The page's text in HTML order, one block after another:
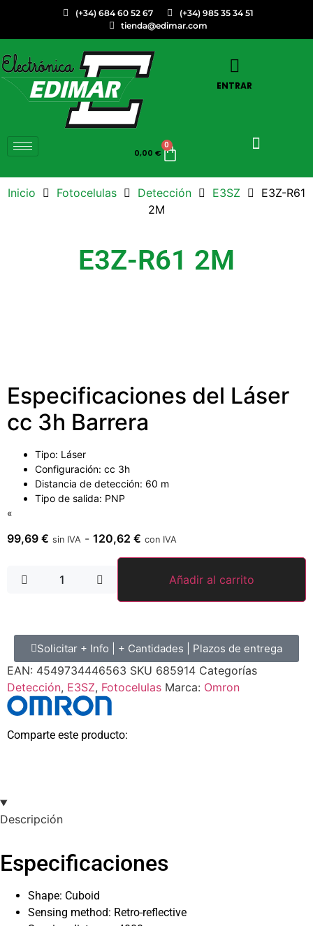
(+34) 684 60 52 67
(+34) 985 35 34 51
tienda@edimar.com
ENTRAR
0,00 €
0
Inicio Fotocelulas Detección E3SZ
E3Z-R61
2M
E3Z-R61 2M
Especificaciones del Láser
cc 3h Barrera
Tipo: Láser
Configuración: cc 3h
Distancia de detección: 60 m
Tipo de salida: PNP
«
99,69 € sin IVA - 120,62 € con IVA
Añadir al carrito
Solicitar + Info | + Cantidades | Plazos de entrega
EAN: 4549734446563 SKU 685914 Categorías
Detección, E3SZ, Fotocelulas Marca: Omron
Comparte este producto:
Descripción
Especificaciones
Shape: Cuboid
Sensing method: Retro-reflective